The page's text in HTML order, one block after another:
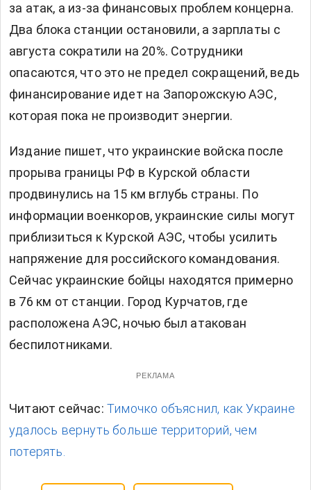
за атак, а из-за финансовых проблем концерна.
Два блока станции остановили, а зарплаты с
августа сократили на 20%. Сотрудники
опасаются, что это не предел сокращений, ведь
финансирование идет на Запорожскую АЭС,
которая пока не производит энергии.
Издание пишет, что украинские войска после
прорыва границы РФ в Курской области
продвинулись на 15 км вглубь страны. По
информации военкоров, украинские силы могут
приблизиться к Курской АЭС, чтобы усилить
напряжение для российского командования.
Сейчас украинские бойцы находятся примерно
в 76 км от станции. Город Курчатов, где
расположена АЭС, ночью был атакован
беспилотниками.
РЕКЛАМА
Читают сейчас: Тимочко объяснил, как Украине
удалось вернуть больше территорий, чем
потерять.